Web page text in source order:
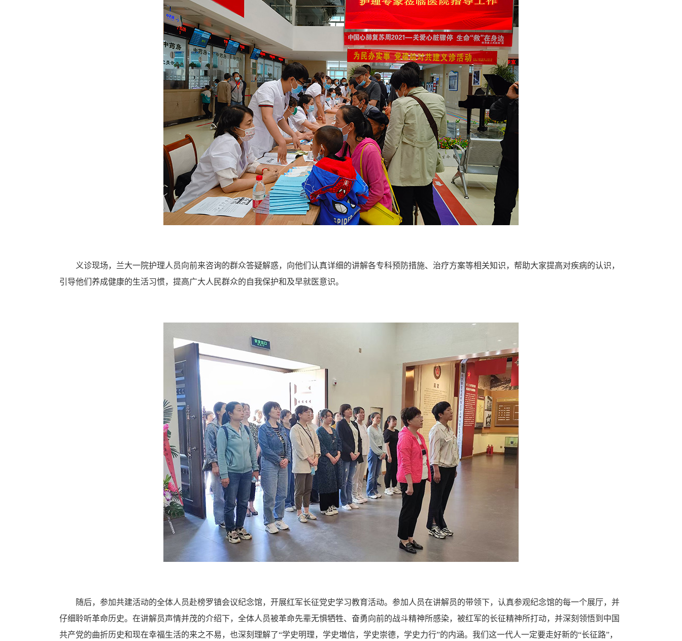
义诊现场，兰大一院护理人员向前来咨询的群众答疑解惑，向他们认真详细的讲解各专科预防措施、治疗方案等相关知识，帮助大家提高对疾病的认识，
引导他们养成健康的生活习惯，提高广大人民群众的自我保护和及早就医意识。
随后，参加共建活动的全体人员赴榜罗镇会议纪念馆，开展红军长征党史学习教育活动。参加人员在讲解员的带领下，认真参观纪念馆的每一个展厅，并
仔细聆听革命历史。在讲解员声情并茂的介绍下，全体人员被革命先辈无惧牺牲、奋勇向前的战斗精神所感染，被红军的长征精神所打动，并深刻领悟到中国
共产党的曲折历史和现在幸福生活的来之不易，也深刻理解了“学史明理，学史増信，学史崇德，学史力行”的内涵。我们这一代人一定要走好新的“长征路”，